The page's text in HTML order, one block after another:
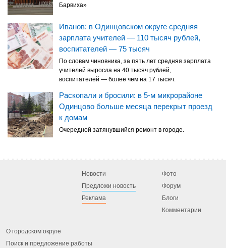
Барвиха»
Иванов: в Одинцовском округе средняя
зарплата учителей — 110 тысяч рублей,
воспитателей — 75 тысяч
По словам чиновника, за пять лет средняя зарплата
учителей выросла на 40 тысяч рублей,
воспитателей — более чем на 17 тысяч.
Раскопали и бросили: в 5-м микрорайоне
Одинцово больше месяца перекрыт проезд
к домам
Очередной затянувшийся ремонт в городе.
Новости
Предложи новость
Реклама
Фото
Форум
Блоги
Комментарии
О городском округе
Поиск и предложение работы